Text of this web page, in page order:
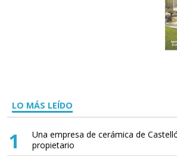
LO MÁS LEÍDO
1
Una empresa de cerámica de
propietario